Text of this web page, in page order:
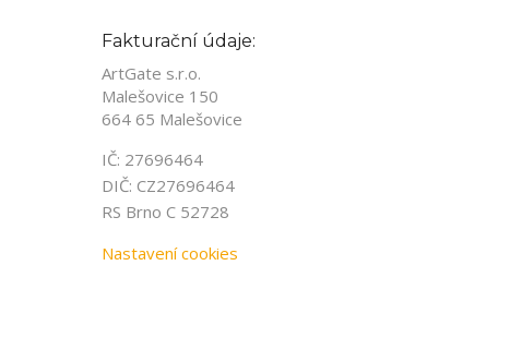
Fakturační údaje:
ArtGate s.r.o.
Malešovice 150
664 65 Malešovice
IČ: 27696464
DIČ: CZ27696464
RS Brno C 52728
Nastavení cookies